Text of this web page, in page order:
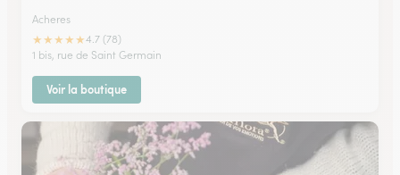
Acheres
★★★★★4.7 (78)
1 bis, rue de Saint Germain
Voir la boutique